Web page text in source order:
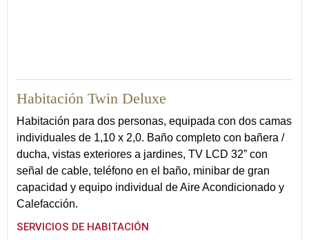
Habitación Twin Deluxe
Habitación para dos personas, equipada con dos camas
individuales de 1,10 x 2,0. Baño completo con bañera /
ducha, vistas exteriores a jardines, TV LCD 32” con
señal de cable, teléfono en el baño, minibar de gran
capacidad y equipo individual de Aire Acondicionado y
Calefacción.
SERVICIOS DE HABITACIÓN